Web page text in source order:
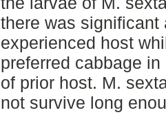
there was significant
experienced host
preferred cabbage
of prior host. M.
not survive long